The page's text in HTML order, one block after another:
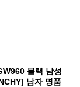
블랙 남성
남자 명품